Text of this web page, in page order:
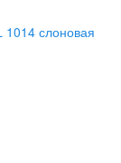
1014 слоновая